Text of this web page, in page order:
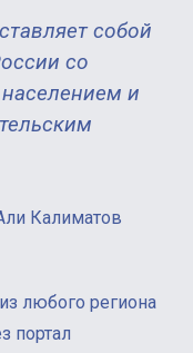
собой
со
и
Калиматов
любого региона
портал